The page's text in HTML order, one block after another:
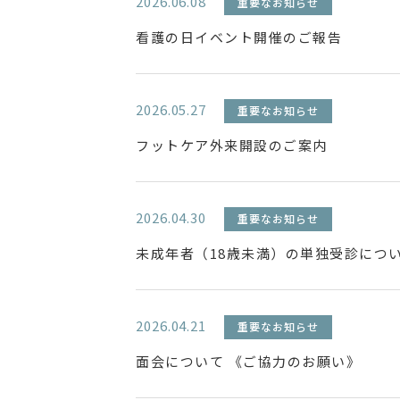
看護の日イベント開催のご報告
2026.05.27 重要なお知らせ
フットケア外来開設のご案内
2026.04.30 重要なお知らせ
未成年者（18歳未満）の単独受診につ
2026.04.21 重要なお知らせ
面会について 《ご協力のお願い》